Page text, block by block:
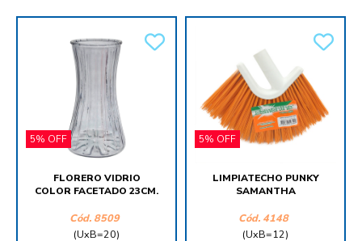
5% OFF
FLORERO VIDRIO
COLOR FACETADO 23CM.
Cód. 8509
(UxB=20)
5% OFF
LIMPIATECHO PUNKY
SAMANTHA
Cód. 4148
(UxB=12)